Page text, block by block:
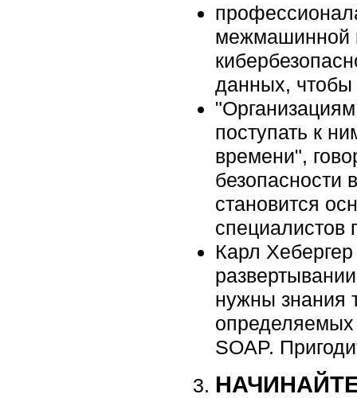
межмашинной
данных, чтобы
поступать к
времени",
безопасности
становится
специалистов
Карл
нужны знания
определяемых
SOAP.